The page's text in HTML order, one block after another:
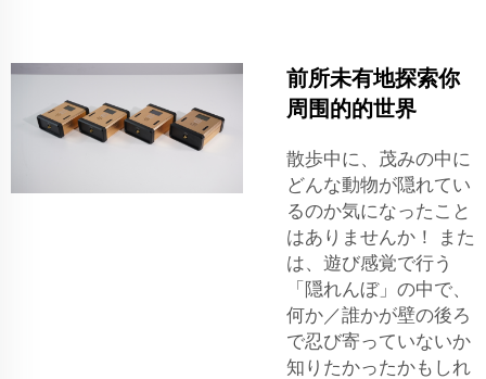
前所未有地探索你
周围的的世界
散歩中に、茂みの中に
どんな動物が隠れてい
るのか気になったこと
はありませんか！ また
は、遊び感覚で行う
「隠れんぼ」の中で、
何か／誰かが壁の後ろ
で忍び寄っていないか
知りたかったかもしれ